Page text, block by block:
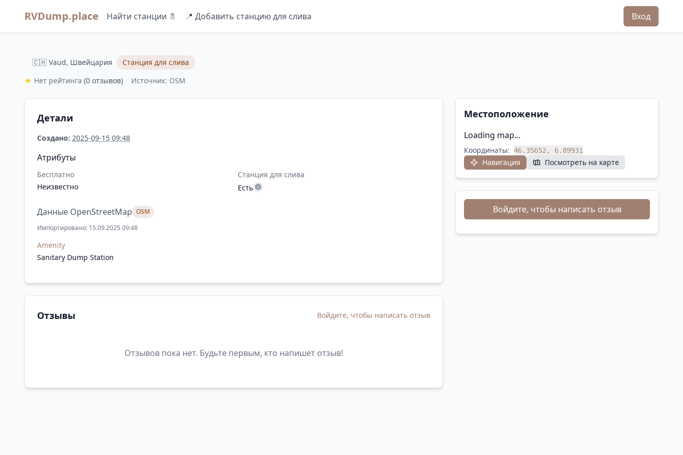
RVDump.place Найти станции 🚿 📍 Добавить станцию для слива Вход
🇨🇭 Vaud, Швейцария
Станция для слива
★ Нет рейтинга (0 отзывов) Источник: OSM
Детали
Создано: 2025-09-15 09:48
Атрибуты
Бесплатно
Неизвестно
Станция для слива
Есть
Данные OpenStreetMap OSM
Импортировано: 15.09.2025 09:48
Amenity
Sanitary Dump Station
Отзывы Войдите, чтобы написать отзыв
Отзывов пока нет. Будьте первым, кто напишет отзыв!
Местоположение
Loading map...
Координаты: 46.35652, 6.89931
Навигация Посмотреть на карте
Войдите, чтобы написать отзыв